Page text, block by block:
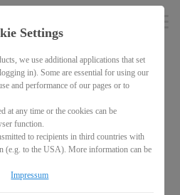
Rezepte
Settings
we use additional applications that set
in). Some are essential for using our
and performance of our pages or to
at any time or the cookies can be
function.
to recipients in third countries with
(e.g. to the USA). More information can be
Impressum